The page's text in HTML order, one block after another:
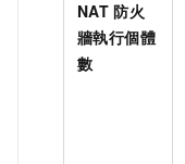
NAT 防火
牆執行個體
數